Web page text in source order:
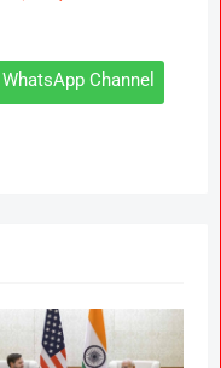
Channel